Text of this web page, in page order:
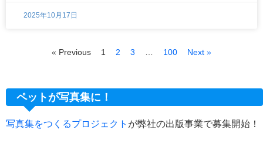
2025年10月17日
« Previous 1 2 3 100 Next »
ペットが写真集に！
写真集をつくるプロジェクト が弊社の出版事業で募集開始！